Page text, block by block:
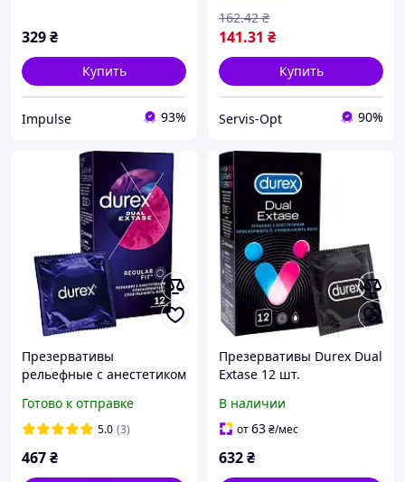
329₴
Купить
Impulse 93%
141.31 ₴
162.42 ₴
Купить
Servis-Opt 90%
Презервативы
рельефные с анестетиком
Готово к отправке
5.0 (3)
467₴
Презервативы Durex Dual
Extase 12 шт.
В наличии
от63₴/мес
632₴